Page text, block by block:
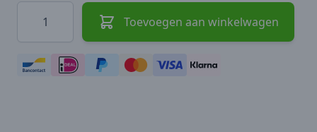
Hoeveelheid
Toevoegen aan winkelwagen